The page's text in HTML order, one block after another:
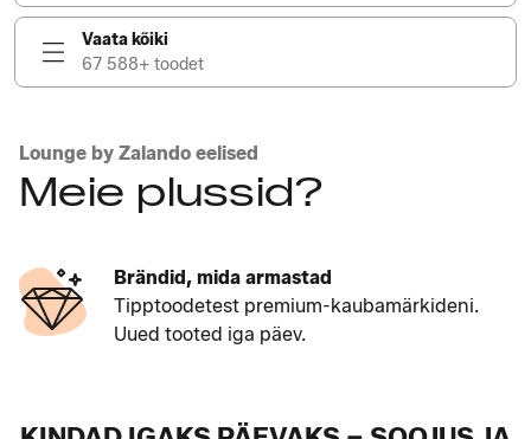
Vaata kõiki
67 588+ toodet
Lounge by Zalando eelised
Meie plussid?
Brändid, mida armastad
Tipptoodetest premium-kaubamärkideni.
Uued tooted iga päev.